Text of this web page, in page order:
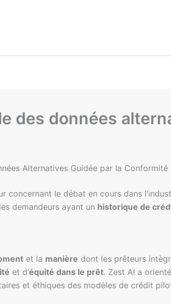
des données
Alternatives Guidée par la
concernant le débat en cours dans
demandeurs ayant un historique de
et la manière dont les prêteurs
et d’équité dans le prêt. Zest AI a
et éthiques des modèles de crédit